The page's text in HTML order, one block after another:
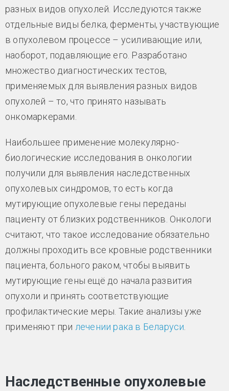
разных видов опухолей. Исследуются также
отдельные виды белка, ферменты, участвующие
в опухолевом процессе – усиливающие или,
наоборот, подавляющие его. Разработано
множество диагностических тестов,
применяемых для выявления разных видов
опухолей – то, что принято называть
онкомаркерами.
Наибольшее применение молекулярно-
биологические исследования в онкологии
получили для выявления наследственных
опухолевых синдромов, то есть когда
мутирующие опухолевые гены переданы
пациенту от близких родственников. Онкологи
считают, что такое исследование обязательно
должны проходить все кровные родственники
пациента, больного раком, чтобы выявить
мутирующие гены ещё до начала развития
опухоли и принять соответствующие
профилактические меры. Такие анализы уже
применяют при лечении рака в Беларуси
Наследственные опухолевые